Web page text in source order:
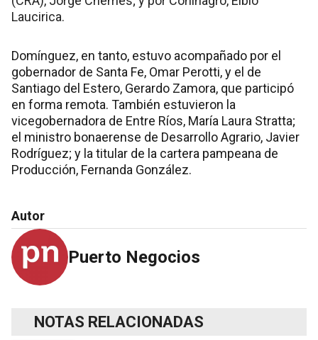
Laucirica.
Domínguez, en tanto, estuvo acompañado por el
gobernador de Santa Fe, Omar Perotti, y el de
Santiago del Estero, Gerardo Zamora, que participó
en forma remota. También estuvieron la
vicegobernadora de Entre Ríos, María Laura Stratta;
el ministro bonaerense de Desarrollo Agrario, Javier
Rodríguez; y la titular de la cartera pampeana de
Producción, Fernanda González.
Autor
Puerto Negocios
NOTAS RELACIONADAS